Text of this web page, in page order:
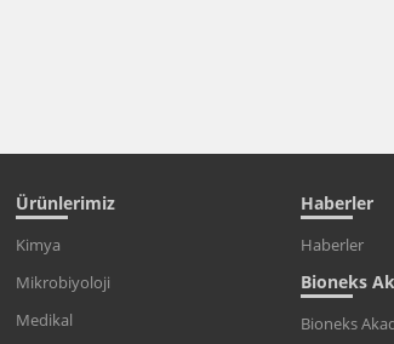
Ürünlerimiz
Kimya
Mikrobiyoloji
Medikal
Haberler
Haberler
Bioneks
Bioneks